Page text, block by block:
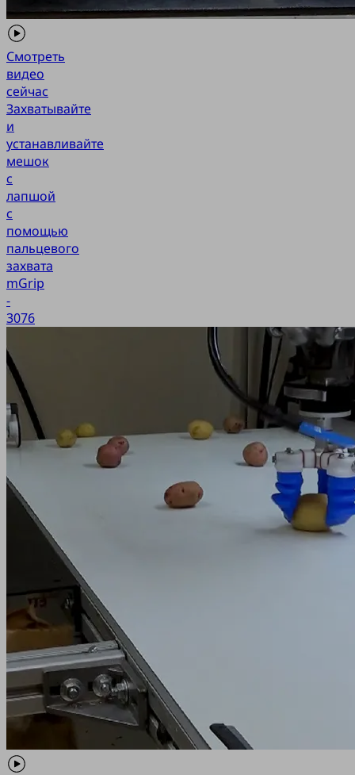
Смотреть
видео
сейчас
Захватывайте
и
устанавливайте
мешок
с
лапшой
с
помощью
пальцевого
захвата
mGrip
-
3076